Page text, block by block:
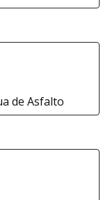
de Asfalto